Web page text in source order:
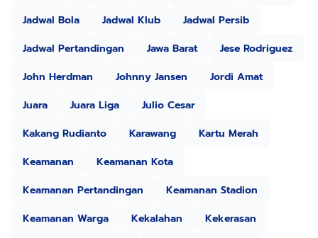
Jadwal Bola
Jadwal Klub
Jadwal Persib
Jadwal Pertandingan
Jawa Barat
Jese Rodriguez
John Herdman
Johnny Jansen
Jordi Amat
Juara
Juara Liga
Julio Cesar
Kakang Rudianto
Karawang
Kartu Merah
Keamanan
Keamanan Kota
Keamanan Pertandingan
Keamanan Stadion
Keamanan Warga
Kekalahan
Kekerasan